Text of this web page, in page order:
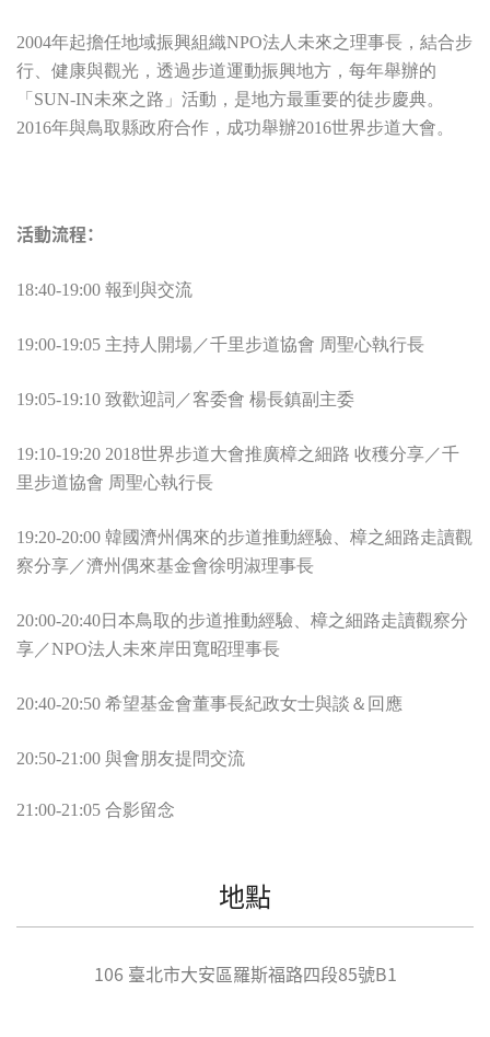
2004年起擔任地域振興組織NPO法人未來之理事長，結合步
行、健康與觀光，透過步道運動振興地方，每年舉辦的
「SUN-IN未來之路」活動，是地方最重要的徒步慶典。
2016年與鳥取縣政府合作，成功舉辦2016世界步道大會。
活動流程：
18:40-19:00 報到與交流
19:00-19:05 主持人開場 ／千里步道協會 周聖心執行長
19:05-19:10 致歡迎詞／客委會 楊長鎮副主委
19:10-19:20 2018世界步道大會推廣樟之細路 收穫分享／千
里步道協會 周聖心執行長
19:20-20:00 韓國濟州偶來的步道推動經驗、樟之細路走讀觀
察分享／濟州偶來基金會徐明淑理事長
20:00-20:40日本鳥取的步道推動經驗、樟之細路走讀觀察分
享／NPO法人未來岸田寬昭理事長
20:40-20:50 希望基金會董事長紀政女士與談＆回應
20:50-21:00 與會朋友提問交流
21:00-21:05 合影留念
地點
106 臺北市大安區羅斯福路四段85號B1